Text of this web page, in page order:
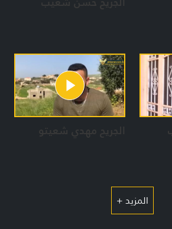
الجريح مهدي شعيتو
المزيد +